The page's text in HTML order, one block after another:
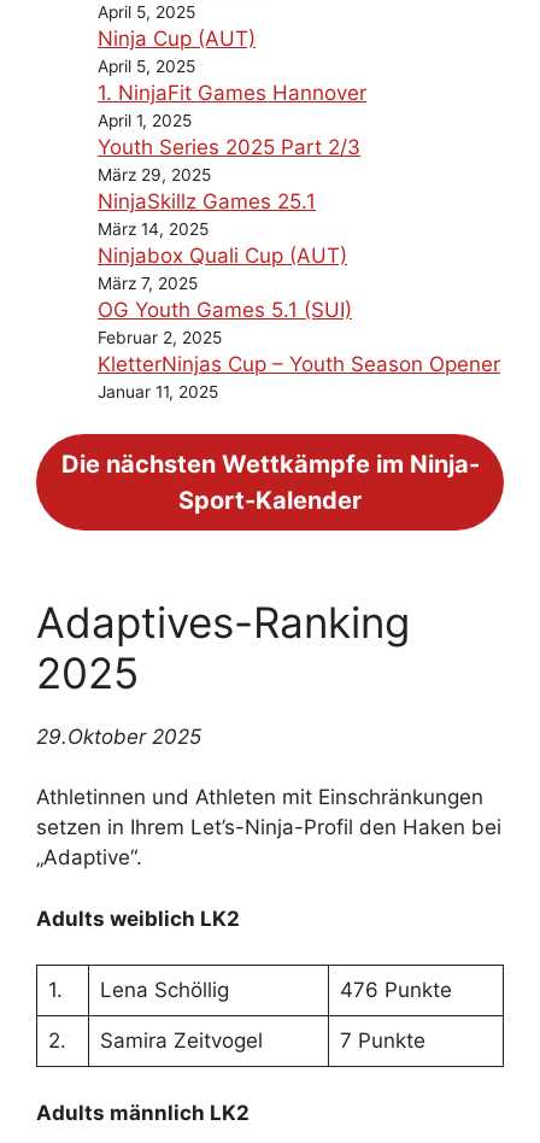
April 5, 2025
Ninja Cup (AUT)
April 5, 2025
1. NinjaFit Games Hannover
April 1, 2025
Youth Series 2025 Part 2/3
März 29, 2025
NinjaSkillz Games 25.1
März 14, 2025
Ninjabox Quali Cup (AUT)
März 7, 2025
OG Youth Games 5.1 (SUI)
Februar 2, 2025
KletterNinjas Cup – Youth Season Opener
Januar 11, 2025
Die nächsten Wettkämpfe im Ninja-
Sport-Kalender
Adaptives-Ranking
2025
29.Oktober 2025
Athletinnen und Athleten mit Einschränkungen
setzen in Ihrem Let’s-Ninja-Profil den Haken bei
„Adaptive“.
Adults weiblich LK2
1. Lena Schöllig 476 Punkte
2. Samira Zeitvogel 7 Punkte
Adults männlich LK2